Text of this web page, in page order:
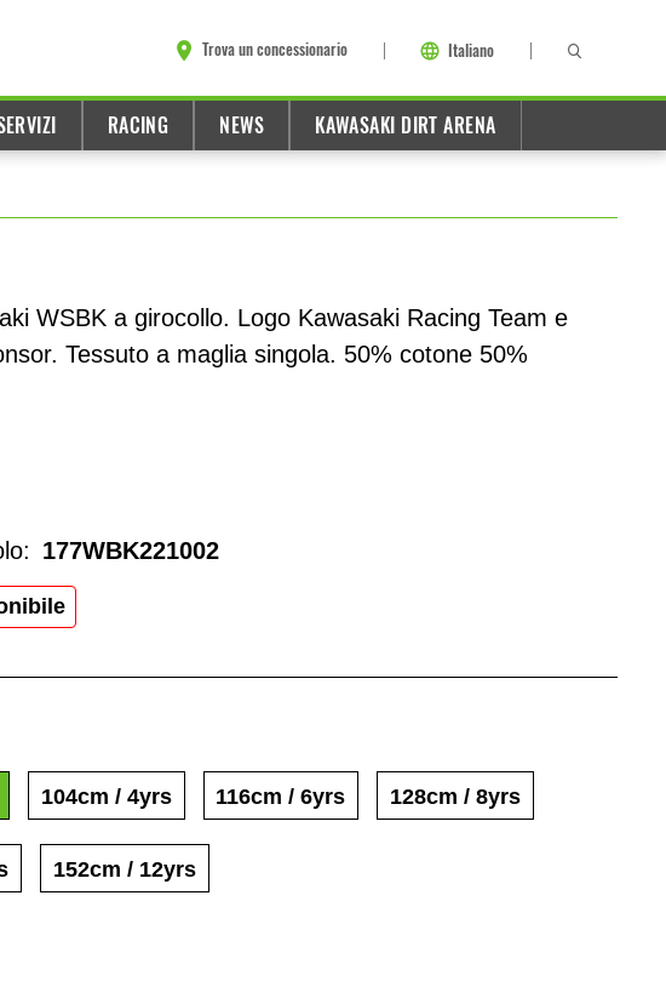
Trova un concessionario Italiano
RACING NEWS KAWASAKI DIRT ARENA
WSBK a girocollo. Logo Kawasaki Racing Team e
Tessuto a maglia singola. 50% cotone 50%
104cm / 4yrs 116cm / 6yrs 128cm / 8yrs
152cm / 12yrs
177WBK221002